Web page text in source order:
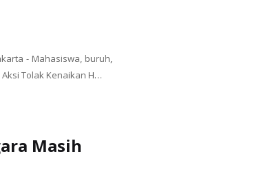
- Mahasiswa, buruh,
Tolak Kenaikan H…
Masih